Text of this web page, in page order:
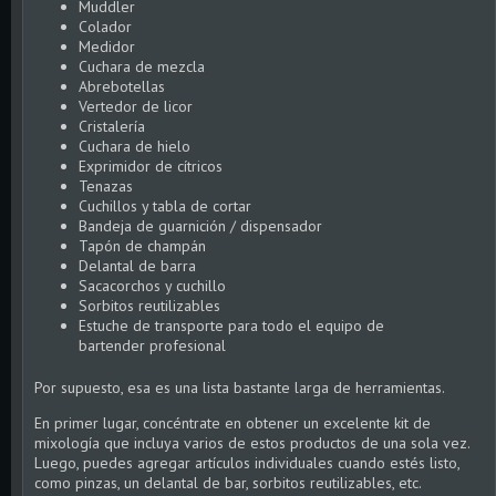
Muddler
Colador
Medidor
Cuchara de mezcla
Abrebotellas
Vertedor de licor
Cristalería
Cuchara de hielo
Exprimidor de cítricos
Tenazas
Cuchillos y tabla de cortar
Bandeja de guarnición / dispensador
Tapón de champán
Delantal de barra
Sacacorchos y cuchillo
Sorbitos reutilizables
Estuche de transporte para todo el equipo de
bartender profesional
Por supuesto, esa es una lista bastante larga de herramientas.
En primer lugar, concéntrate en obtener un excelente kit de
mixología que incluya varios de estos productos de una sola vez.
Luego, puedes agregar artículos individuales cuando estés listo,
como pinzas, un delantal de bar, sorbitos reutilizables, etc.